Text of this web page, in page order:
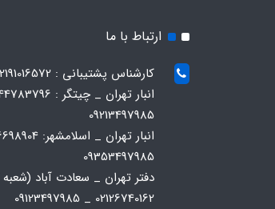
ارتباط با ما
کارشناس پشتیبانی : 02191016572
09213497985
09353497985
دفتر تهران _ سعادت آباد
02126740162 _ 09123497985